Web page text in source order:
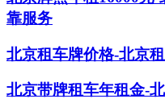
靠服务
北京租车牌价格-北京
北京带牌租车年租金-